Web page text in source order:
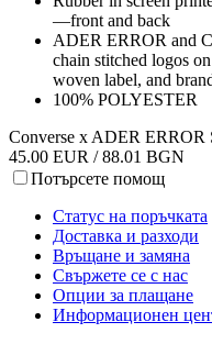
—front and back
ADER ERROR and
chain stitched logos
woven label, and
100% POLYESTER
Converse x ADER ERROR
45.00 EUR / 88.01 BGN
Потърсете помощ
Статус на поръчката
Доставка и разходи
Връщане и замяна
Свържете се с нас
Опции за плащане
Информационен